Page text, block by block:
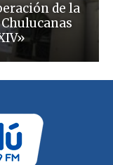
de la